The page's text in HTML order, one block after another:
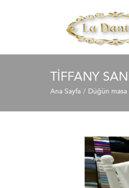
TIFFANY
Ana Sayfa Düğün